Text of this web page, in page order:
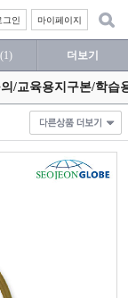
마이페이지
그인
(1) 더보기
/교육용지구본/학습